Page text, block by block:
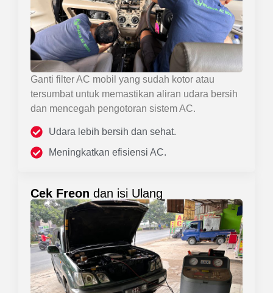
Ganti filter AC mobil yang sudah kotor atau
tersumbat untuk memastikan aliran udara bersih
dan mencegah pengotoran sistem AC.
Udara lebih bersih dan sehat.
Meningkatkan efisiensi AC.
Cek Freon dan isi Ulang